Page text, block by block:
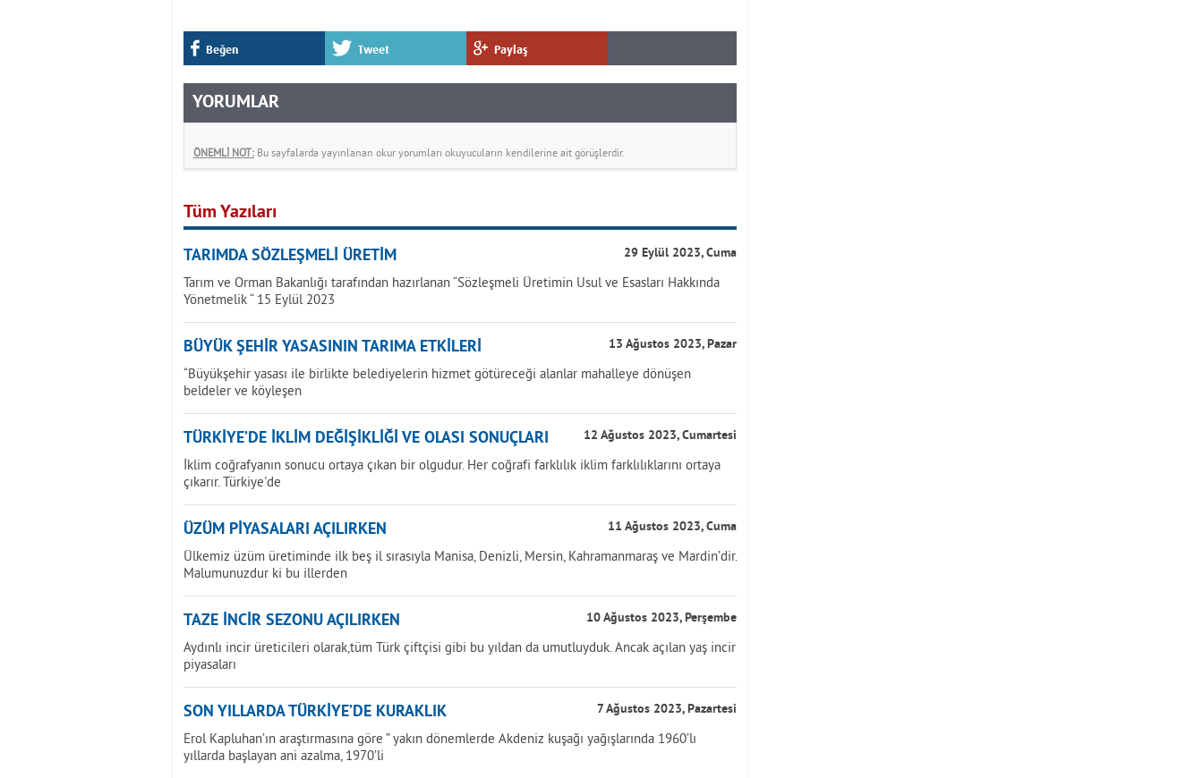
Beğen Tweet Paylaş
YORUMLAR
ÖNEMLİ NOT: Bu sayfalarda yayınlanan okur yorumları okuyucuların kendilerine ait görüşlerdir.
Tüm Yazıları
TARIMDA SÖZLEŞMELİ ÜRETİM 29 Eylül 2023, Cuma
Tarım ve Orman Bakanlığı tarafından hazırlanan “Sözleşmeli Üretimin Usul ve Esasları Hakkında
Yönetmelik “ 15 Eylül 2023
BÜYÜK ŞEHİR YASASININ TARIMA ETKİLERİ 13 Ağustos 2023, Pazar
“Büyükşehir yasası ile birlikte belediyelerin hizmet götüreceği alanlar mahalleye dönüşen
beldeler ve köyleşen
TÜRKİYE’DE İKLİM DEĞİŞİKLİĞİ VE OLASI SONUÇLARI 12 Ağustos 2023, Cumartesi
İklim coğrafyanın sonucu ortaya çıkan bir olgudur. Her coğrafi farklılık iklim farklılıklarını ortaya
çıkarır. Türkiye'de
ÜZÜM PİYASALARI AÇILIRKEN 11 Ağustos 2023, Cuma
Ülkemiz üzüm üretiminde ilk beş il sırasıyla Manisa, Denizli, Mersin, Kahramanmaraş ve Mardin’dir.
Malumunuzdur ki bu illerden
TAZE İNCİR SEZONU AÇILIRKEN 10 Ağustos 2023, Perşembe
Aydınlı incir üreticileri olarak,tüm Türk çiftçisi gibi bu yıldan da umutluyduk. Ancak açılan yaş incir
piyasaları
SON YILLARDA TÜRKİYE’DE KURAKLIK 7 Ağustos 2023, Pazartesi
Erol Kapluhan’ın araştırmasına göre ” yakın dönemlerde Akdeniz kuşağı yağışlarında 1960’lı
yıllarda başlayan ani azalma, 1970’li